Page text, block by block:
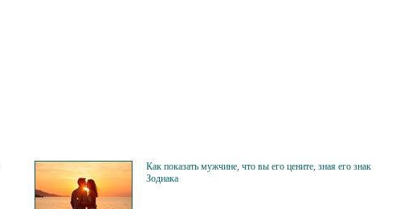
Как показать мужчине, что вы его цените, зная его знак
Зодиака